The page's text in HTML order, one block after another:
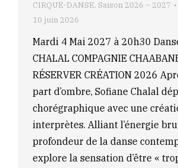
CIRQUE-DANSE, Saison 2026 – 2027
10 juin 2026
Mardi 4 Mai 2027 à 20h30
CHALAL COMPAGNIE
RÉSERVER CRÉATION 2026
part d’ombre, Sofiane Chalal
chorégraphique avec une
interprètes. Alliant l’énergie
profondeur de la danse
explore la sensation d’être «